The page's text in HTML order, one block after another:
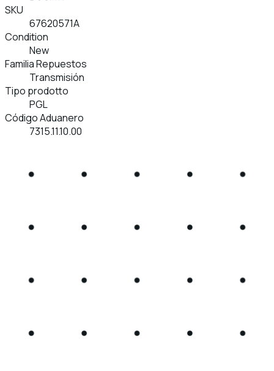
SKU
67620571A
Condition
New
Familia Repuestos
Transmisión
Tipo prodotto
PGL
Código Aduanero
7315.11.10.00